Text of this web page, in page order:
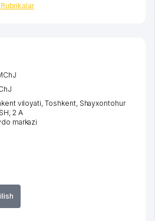
viloyati ,Toshkent, Shayxontohur
, 2 А
markazi